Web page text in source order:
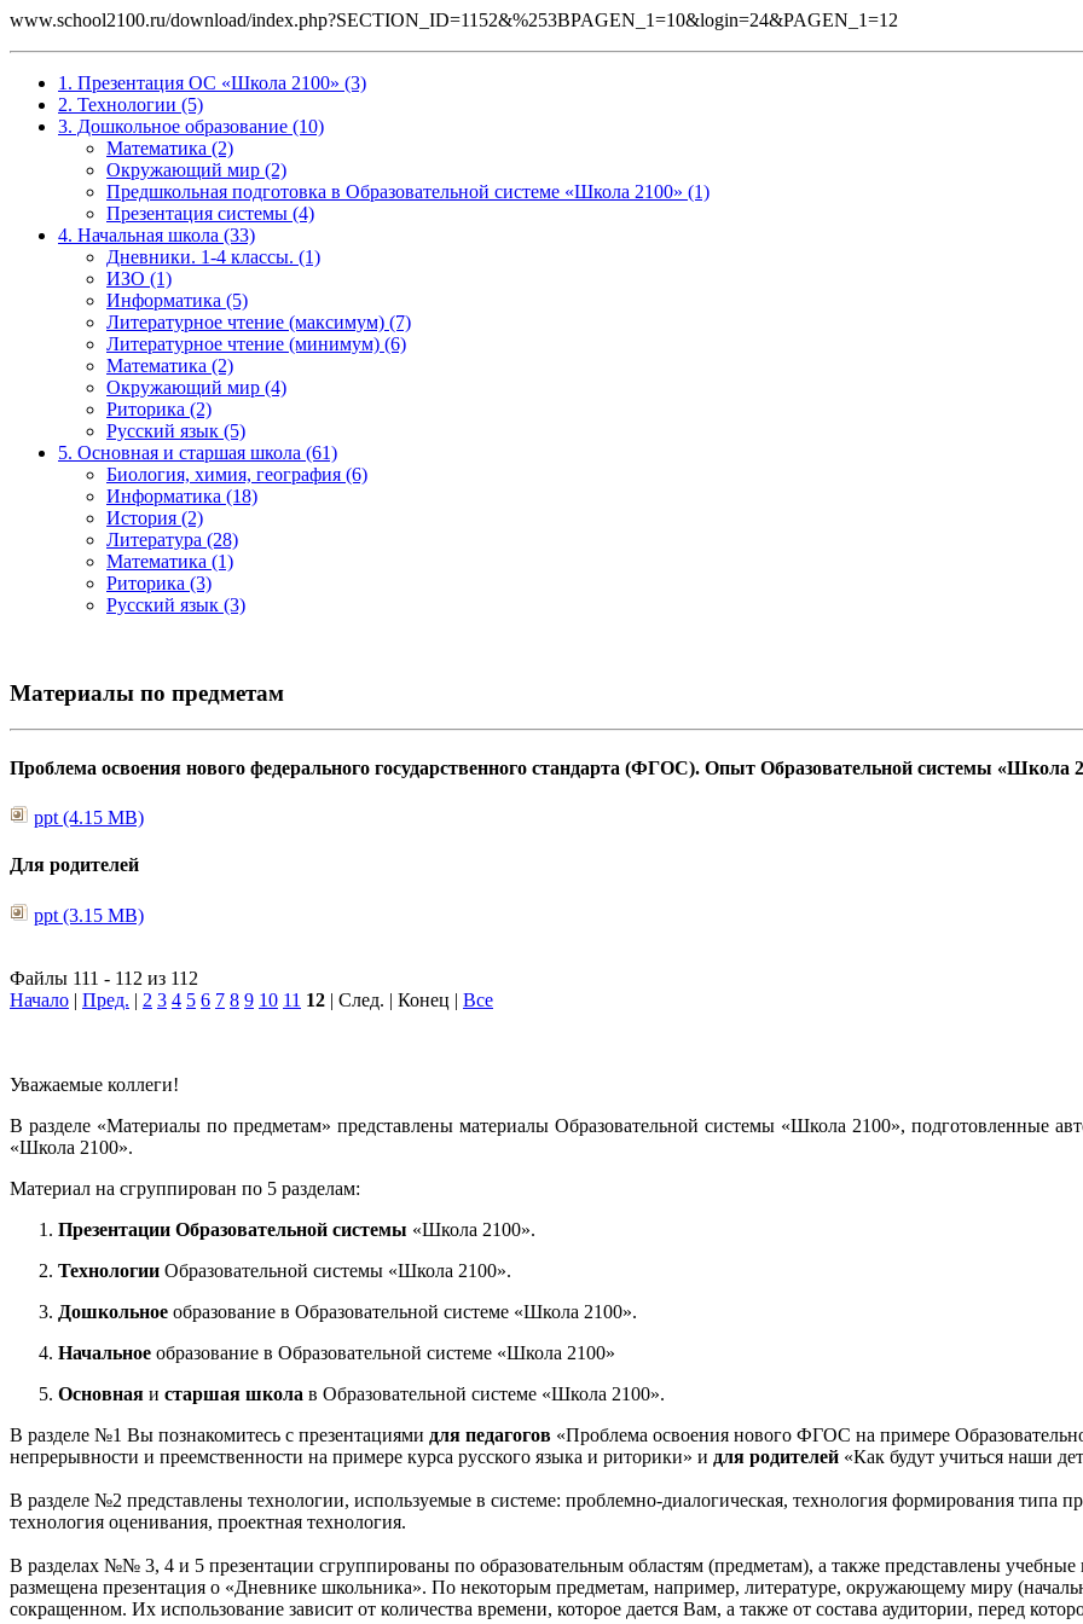
www.school2100.ru/download/index.php?SECTION_ID=1152&%253BPAGEN_1=10&login=24&PAGEN_1=12
1. Презентация ОС «Школа 2100» (3)
2. Технологии (5)
3. Дошкольное образование (10)
Математика (2)
Окружающий мир (2)
Предшкольная подготовка в Образовательной системе «Школа 2100» (1)
Презентация системы (4)
4. Начальная школа (33)
Дневники. 1-4 классы. (1)
ИЗО (1)
Информатика (5)
Литературное чтение (максимум) (7)
Литературное чтение (минимум) (6)
Математика (2)
Окружающий мир (4)
Риторика (2)
Русский язык (5)
5. Основная и старшая школа (61)
Биология, химия, география (6)
Информатика (18)
История (2)
Литература (28)
Математика (1)
Риторика (3)
Русский язык (3)
Материалы по предметам
Проблема освоения нового федерального государственного стандарта (ФГОС). Опыт Образовательной системы «Школа
ppt (4.15 MB)
Для родителей
ppt (3.15 MB)
Файлы 111 - 112 из 112
Начало | Пред. | 2 3 4 5 6 7 8 9 10 11 12 | След. | Конец | Все
Уважаемые коллеги!
В разделе «Материалы по предметам» представлены материалы Образовательной системы «Школа 2100», подготовленные
«Школа 2100».
Материал на сгруппирован по 5 разделам:
Презентации Образовательной системы «Школа 2100».
Технологии Образовательной системы «Школа 2100».
Дошкольное образование в Образовательной системе «Школа 2100».
Начальное образование в Образовательной системе «Школа 2100»
Основная и старшая школа в Образовательной системе «Школа 2100».
В разделе №1 Вы познакомитесь с презентациями для педагогов «Проблема освоения нового ФГОС на примере
непрерывности и преемственности на примере курса русского языка и риторики» и для родителей «Как будут учиться наши
В разделе №2 представлены технологии, используемые в системе: проблемно-диалогическая, технология формирования типа
технология оценивания, проектная технология.
В разделах №№ 3, 4 и 5 презентации сгруппированы по образовательным областям (предметам), а также представлены
размещена презентация о «Дневнике школьника». По некоторым предметам, например, литературе, окружающему миру
сокращенном. Их использование зависит от количества времени, которое дается Вам, а также от состава аудитории, перед